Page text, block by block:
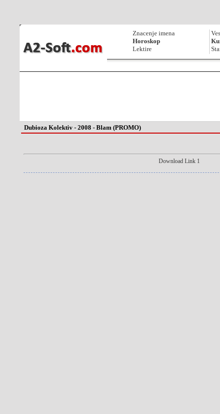
Znacenje imena
Horoskop
Lektire
Dubioza Kolektiv - 2008 - Blam (PROMO)
Download Link 1